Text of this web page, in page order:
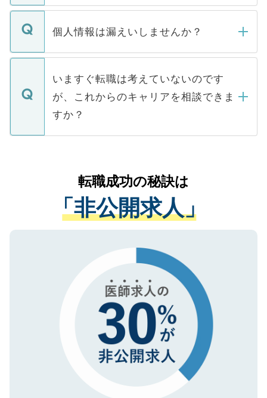
ません。
■応募殺到を避けるため 人気のある医療機
関を公にしてしまうと、応募が殺到する場
に、医療機関が求める条件に合った人材の
みを人材紹介会社に依頼するケースが増え
ています。
転職・入職を強要することは一切ありませ
ん。また、仮に応募先から内定をいただい
定を承諾する必要はありません。内定先へ
の辞退の連絡はキャリアパートナーが行い
ますので、ご安心ください。
個人情報は漏えいしませんか？
個人情報が漏えいすることはありませんの
で、ご安心ください。当サイトからの登録
などで収集したご登録者様の個人情報は、
ご本人のキャリアアップおよび転職活動の
支援を目的に使用いたします。お預かりし
ているすべての個人データはご本人の許可
は、個人情報の取り扱いについての厳密な
管理基準を満たした事業者のみに付与され
る、プライバシーマークを取得済みです。
ご登録いただいた個人情報は、SSL（デー
で、機密保持に関してもご安心ください。
いますぐ転職は考えていないのです
が、これからのキャリアを相談できま
すか？
かがいして、現在の医療機関の状況や紹介
経験をまじえながら、適切なアドバイスを
させていただきます。すぐにご転職をされ
ない方には、長期的なサポートが可能です
ので、まずはご登録ください。
転職成功の秘訣は
「非公開求人」